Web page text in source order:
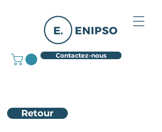
Contactez-nous
Retour